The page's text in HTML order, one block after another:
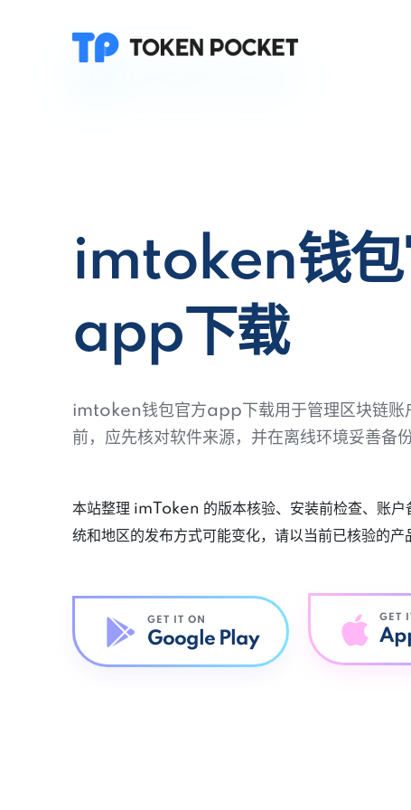
imtoken钱包
app下载
imtoken钱包官方app下载用于管理区块链账
前，应先核对软件来源，并在离线环境妥善备份
本站整理 imToken 的版本核验、安装前检查、账户
统和地区的发布方式可能变化，请以当前已核验的产
GET IT ON
Google Play
GET